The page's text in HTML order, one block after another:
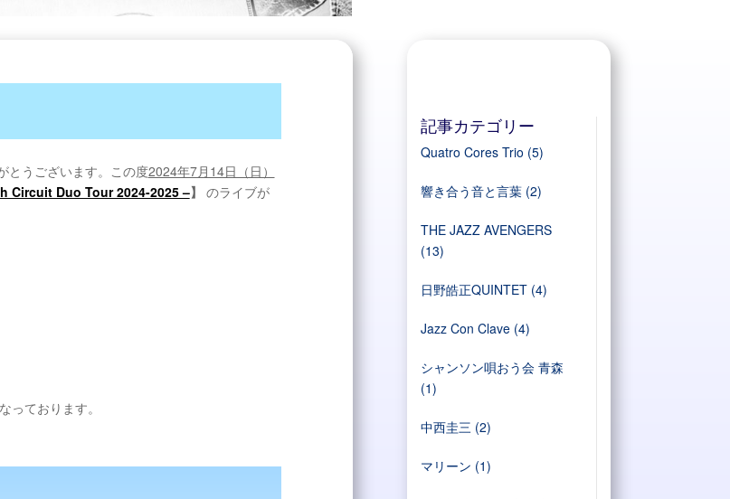
とうございます。この度2024年7月14日（日）
Circuit Duo Tour 2024-2025 –】 のライブが
ております。
記事カテゴリー
Quatro Cores Trio (5)
響き合う音と言葉(2)
THE JAZZ AVENGERS
(13)
日野皓正QUINTET(4)
Jazz Con Clave(4)
シャンソン唄おう会 青森
(1)
中西圭三 (2)
マリーン (1)